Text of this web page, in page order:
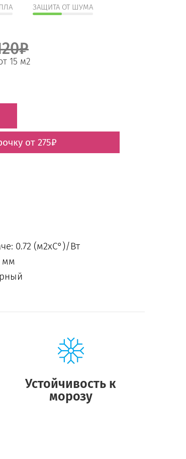
ЗАЩИТА ОТ ШУМА
15 м2
от 275₽
0.72 (м2xC°)/Вт
мм
Устойчивость к
морозу